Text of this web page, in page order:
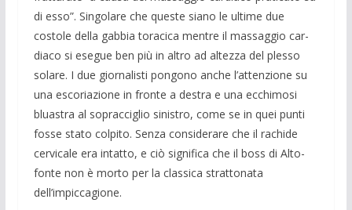
di esso”. Singo­lare che queste siano le ultime due
costo­le della gabbia toracica mentre il massag­gio car­
diaco si esegue ben più in altro ad altezza del plesso
solare. I due giornalisti pongo­no anche l’attenzione su
una esco­riazione in fronte a destra e una ecchimo­si
blua­stra al sopracciglio sinistro, come se in quei punti
fosse stato colpito. Senza con­siderare che il rachide
cervicale era intat­to, e ciò significa che il boss di Alto­
fonte non è morto per la classica stratto­nata
dell’impiccagione.